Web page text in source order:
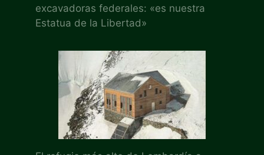
excavadoras federales: «es nuestra
Estatua de la Libertad»